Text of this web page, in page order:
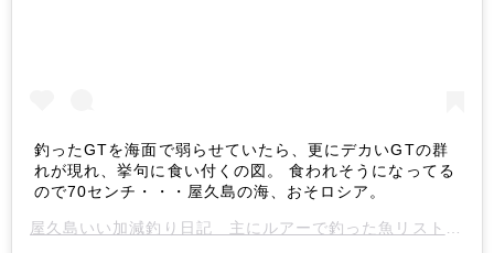
釣ったGTを海面で弱らせていたら、更にデカいGTの群
れが現れ、挙句に食い付くの図。 食われそうになってる
ので70センチ・・・屋久島の海、おそロシア。